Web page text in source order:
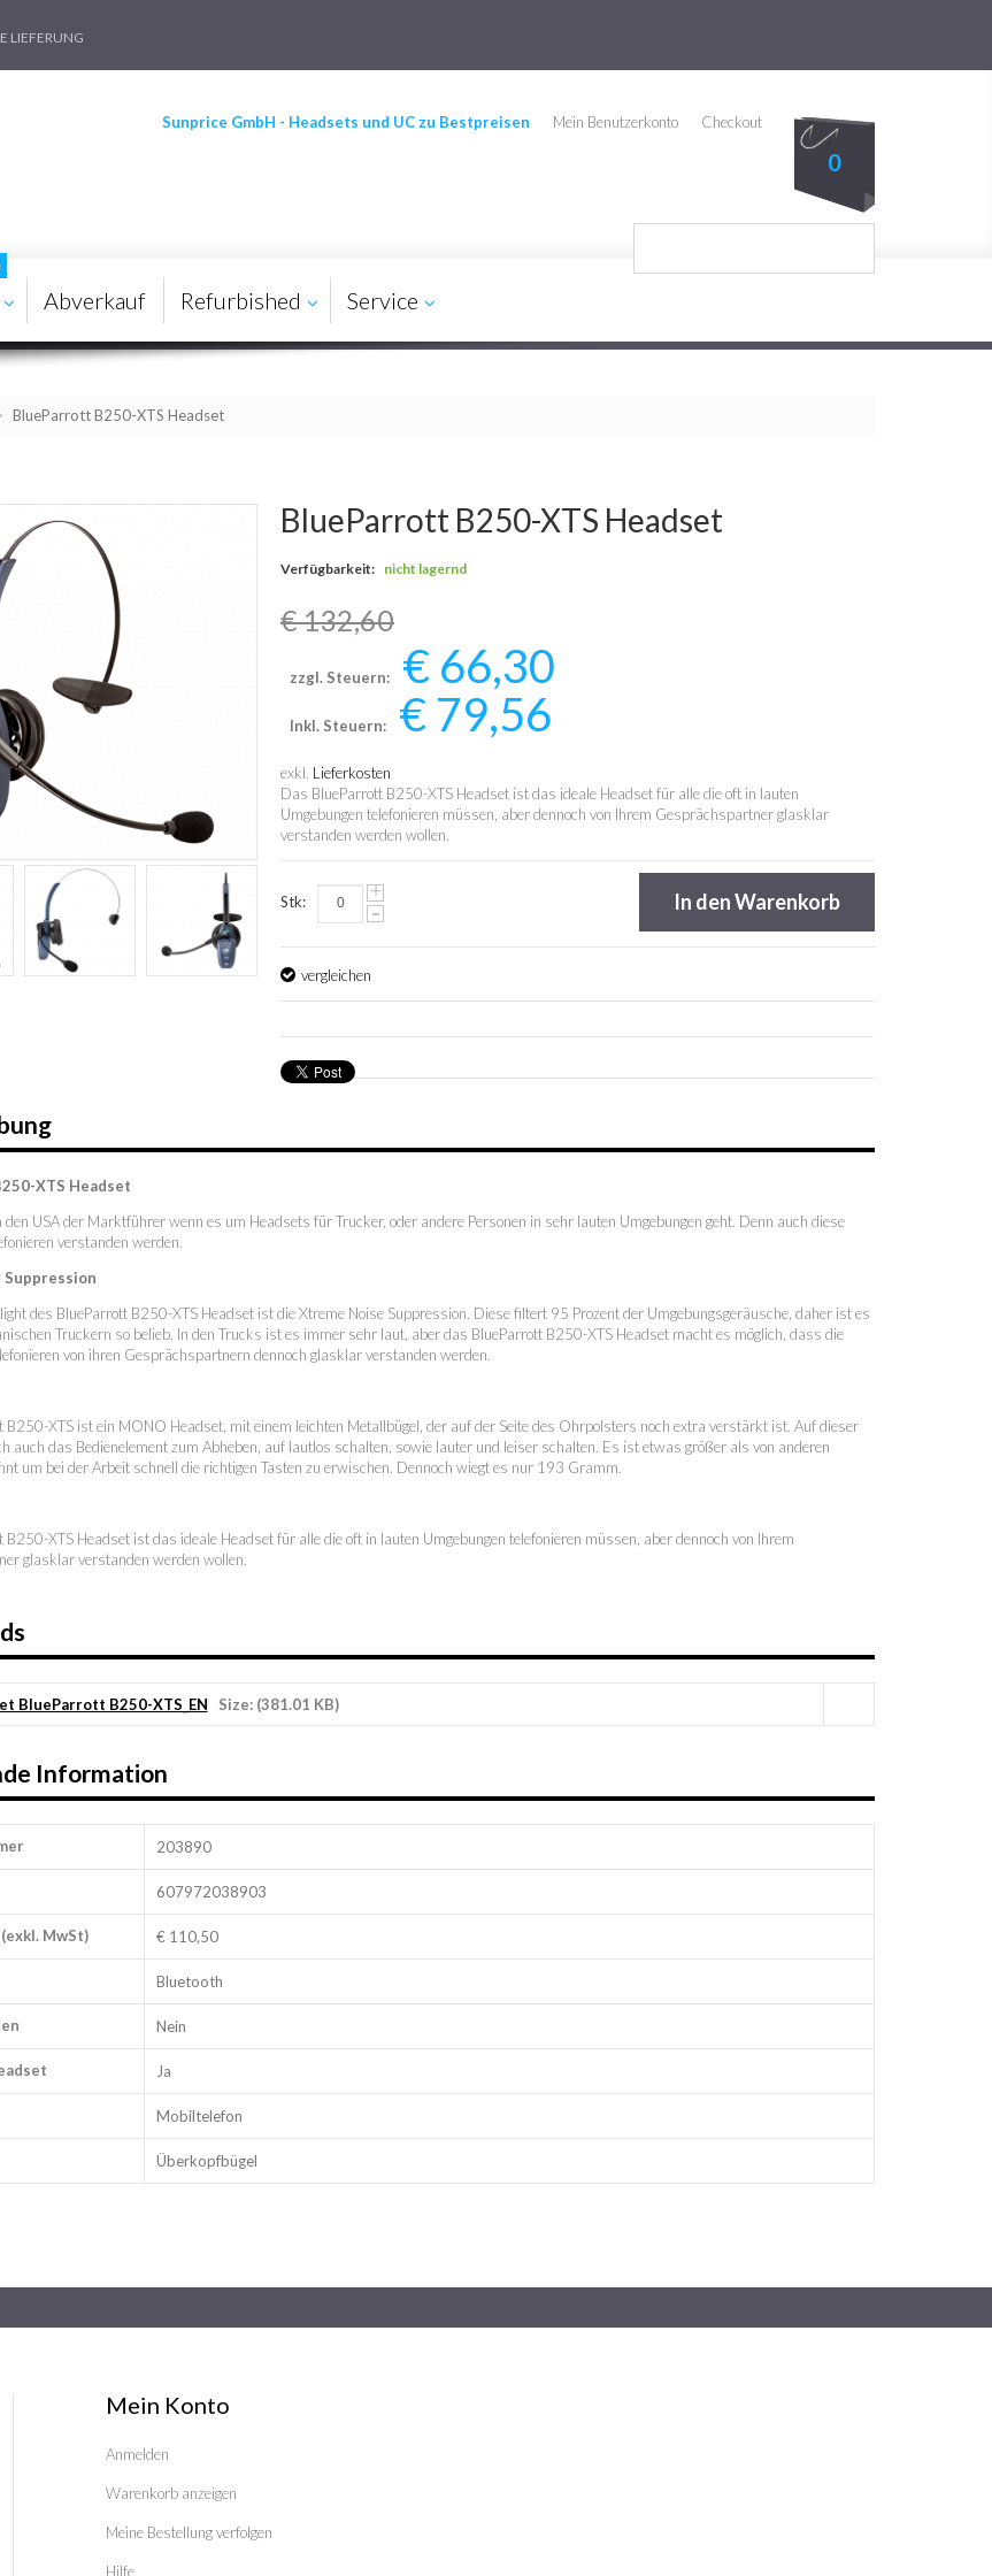
LIEFERUNG
0
Mein Benutzerkonto Checkout
Sunprice GmbH - Headsets und UC zu Bestpreisen
Abverkauf Refurbished Service
BlueParrott B250-XTS Headset
BlueParrott B250-XTS Headset
Verfügbarkeit: nicht lagernd
€ 132,60
zzgl. Steuern: € 66,30
Inkl. Steuern: € 79,56
exkl. Lieferkosten
Das BlueParrott B250-XTS Headset ist das ideale Headset für alle die oft in lauten
Umgebungen telefonieren müssen, aber dennoch von Ihrem Gesprächspartner glasklar
verstanden werden wollen.
Stk: +
- In den Warenkorb
vergleichen
XTS Headset
den USA der Marktführer wenn es um Headsets für Trucker, oder andere Personen in sehr lauten Umgebungen geht. Denn auch diese
verstanden werden.
des BlueParrott B250-XTS Headset ist die Xtreme Noise Suppression. Diese filtert 95 Prozent der Umgebungsgeräusche, daher ist es
Truckern so belieb. In den Trucks ist es immer sehr laut, aber das BlueParrott B250-XTS Headset macht es möglich, dass die
von ihren Gesprächspartnern dennoch glasklar verstanden werden.
B250-XTS ist ein MONO Headset, mit einem leichten Metallbügel, der auf der Seite des Ohrpolsters noch extra verstärkt ist. Auf dieser
auch das Bedienelement zum Abheben, auf lautlos schalten, sowie lauter und leiser schalten. Es ist etwas größer als von anderen
um bei der Arbeit schnell die richtigen Tasten zu erwischen. Dennoch wiegt es nur 193 Gramm.
B250-XTS Headset ist das ideale Headset für alle die oft in lauten Umgebungen telefonieren müssen, aber dennoch von Ihrem
glasklar verstanden werden wollen.
BlueParrott B250-XTS_EN Size: (381.01 KB)
Information
203890
607972038903
MwSt) € 110,50
Bluetooth
Nein
Ja
Mobiltelefon
Überkopfbügel
Mein Konto
Anmelden
Warenkorb anzeigen
Meine Bestellung verfolgen
Hilfe